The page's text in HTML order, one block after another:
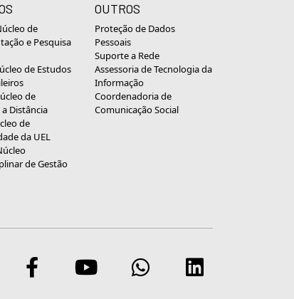
de
e Pesquisa
de Estudos
de
Distância
de
da UEL
de Gestão
OUTROS
Proteção de Dados
Pessoais
Suporte a Rede
Assessoria de Tecnologia da
Informação
Coordenadoria de
Comunicação Social